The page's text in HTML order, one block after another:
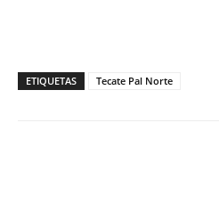
ETIQUETAS Tecate Pal Norte